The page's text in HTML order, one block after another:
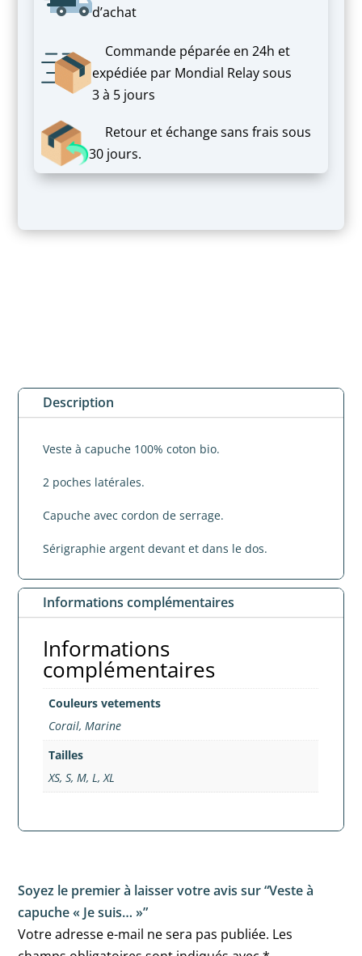
d’achat
Commande péparée en 24h et
expédiée par Mondial Relay sous
3 à 5 jours
Retour et échange sans frais sous
30 jours.
Description
Veste à capuche 100% coton bio.
2 poches latérales.
Capuche avec cordon de serrage.
Sérigraphie argent devant et dans le dos.
Informations complémentaires
Informations
complémentaires
Couleurs vetements
Corail, Marine
Tailles
XS, S, M, L, XL
Soyez le premier à laisser votre avis sur “Veste à
capuche « Je suis… »”
Votre adresse e-mail ne sera pas publiée. Les